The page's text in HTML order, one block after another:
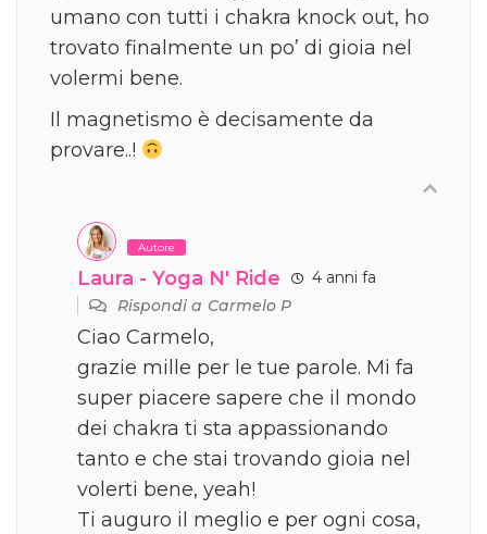
umano con tutti i chakra knock out, ho
trovato finalmente un po’ di gioia nel
volermi bene.
Il magnetismo è decisamente da
provare..!
Autore
Laura - Yoga N' Ride
4 anni fa
Rispondi aCarmelo P
Ciao Carmelo,
grazie mille per le tue parole. Mi fa
super piacere sapere che il mondo
dei chakra ti sta appassionando
tanto e che stai trovando gioia nel
volerti bene, yeah!
Ti auguro il meglio e per ogni cosa,